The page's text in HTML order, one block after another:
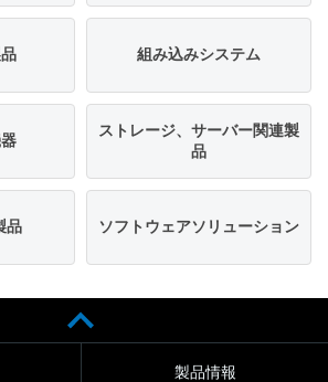
組み込みシステム
ストレージ、サーバー関連製
品
品 ソフトウェアソリューション
製品情報